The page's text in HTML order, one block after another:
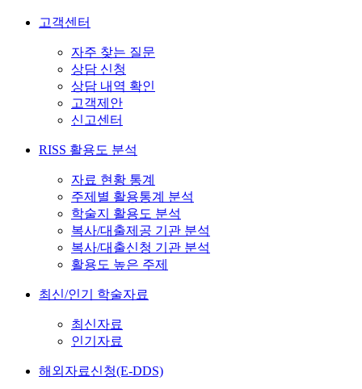
고객센터
자주 찾는 질문
상담 신청
상담 내역 확인
고객제안
신고센터
RISS 활용도 분석
자료 현황 통계
주제별 활용통계 분석
학술지 활용도 분석
복사/대출제공 기관 분석
복사/대출신청 기관 분석
활용도 높은 주제
최신/인기 학술자료
최신자료
인기자료
해외자료신청(E-DDS)